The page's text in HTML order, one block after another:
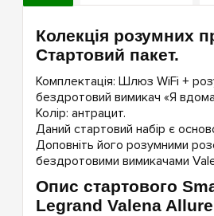
Колекція розумних
Стартовий пакет.
Комплектація: Шлюз WiFi +
бездротовий вимикач «Я
Колір: антрацит.
Даний стартовий набір є
Доповніть його розумними
бездротовими вимикачами
Опис стартового
Legrand Valena Allure